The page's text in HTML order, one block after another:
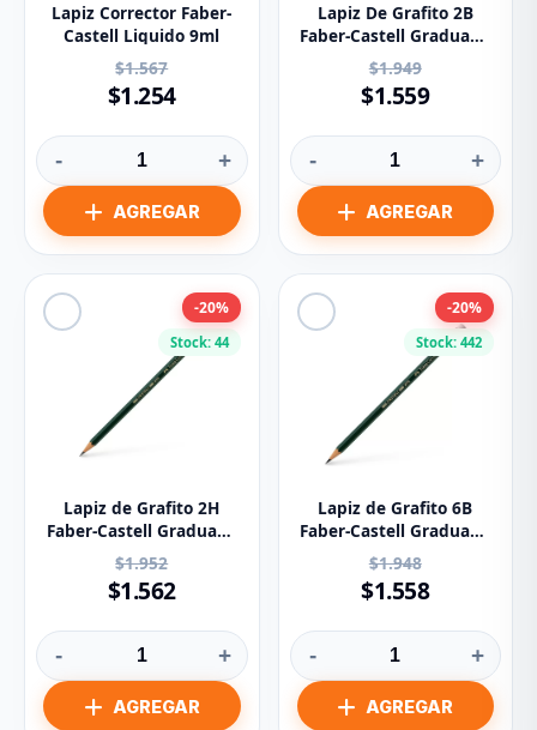
Lapiz Corrector Faber-
Castell Liquido 9ml
$1.567
$1.254
- +
Lapiz De Grafito 2B
Faber-Castell Graduado
9000
$1.949
$1.559
- +
Stock: 44
-20%
Lapiz de Grafito 2H
Faber-Castell Graduado
9000
$1.952
$1.562
- +
Stock: 442
-20%
Lapiz de Grafito 6B
Faber-Castell Graduado
9000
$1.948
$1.558
- +